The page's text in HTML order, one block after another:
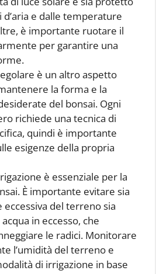
e dalle temperature
è importante ruotare il
per garantire una
è un altro aspetto
la forma e la
del bonsai. Ogni
richiede una tecnica di
quindi è importante
esigenze della propria
è essenziale per la
È importante evitare sia
eccessiva del terreno sia
in eccesso, che
le radici. Monitorare
l’umidità del terreno e
di irrigazione in base